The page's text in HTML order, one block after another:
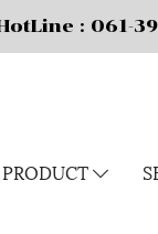
PRODUCT